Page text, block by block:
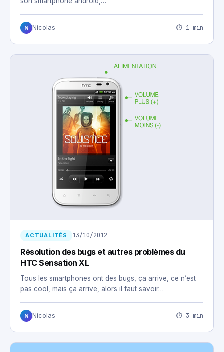
N Nicolas ⏱ 1 min
ACTUALITÉS 13/10/2012
Résolution des bugs et autres problèmes du
HTC Sensation XL
Tous les smartphones ont des bugs, ça arrive, ce n’est
pas cool, mais ça arrive, alors il faut savoir…
N Nicolas ⏱ 3 min